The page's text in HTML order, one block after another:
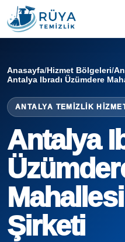
Anasayfa/Hizmet Bölgeleri/
Antalya Ibradı Üzümdere
ANTALYA TEMIZLIK
Antalya
Şirketi